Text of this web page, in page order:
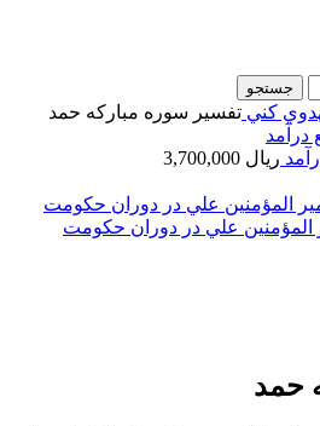
جستجو
كني تفسير سوره مباركه حمد
ریال
المؤمنين علي در دوران حكومت
حمد